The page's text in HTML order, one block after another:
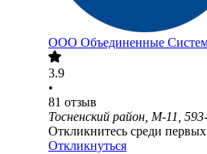
ООО Объединенные
3.9
•
81 отзыв
Тосненский район, М-11,
Откликнитесь среди первых
Откликнуться